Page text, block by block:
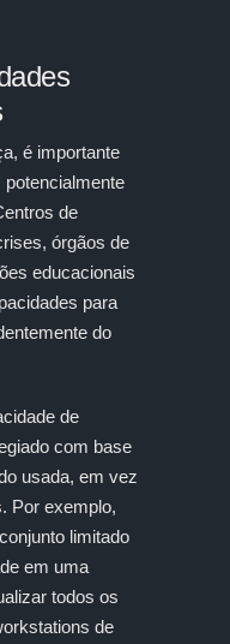
é importante
de
órgãos de
educacionais
para
do
de
com base
usada, em vez
Por exemplo,
limitado
em uma
todos os
de